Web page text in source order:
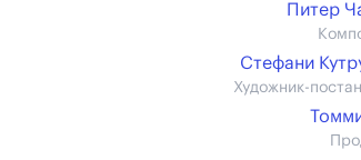
Питер
Стефани
Художник-